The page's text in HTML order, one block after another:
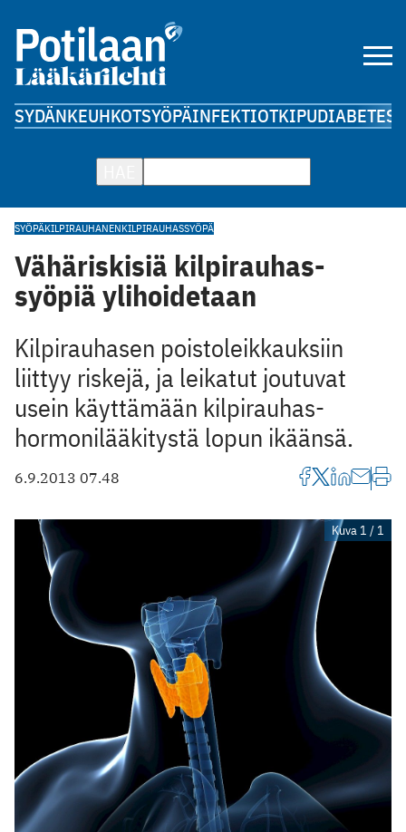
SYDÄNKEUHKOTSYÖPÄINFEKTIOTKIPUDIABETES
SYÖPÄKILPIRAUHANENKILPIRAUHASSYÖPÄ
Vähäriskisiä kilpirauhas­
syöpiä ylihoidetaan
Kilpirauhasen poistoleikkauksiin
liittyy riskejä, ja leikatut joutuvat
usein käyttämään kilpirauhas­
hormonilääkitystä lopun ikäänsä.
6.9.2013 07.48
Kuva 1 / 1